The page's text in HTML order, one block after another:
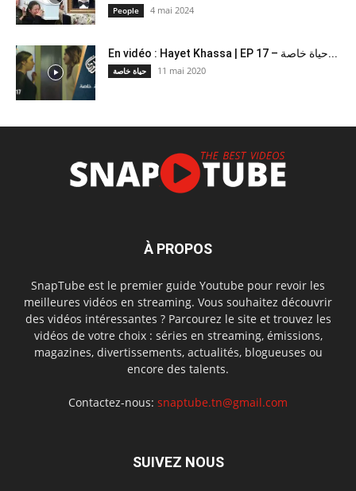
People 4 mai 2024
En vidéo : Hayet Khassa | EP 17 – حياة خاصة...
حياة خاصة 11 mai 2020
À PROPOS
SnapTube est le premier guide Youtube pour revoir les
meilleures vidéos en streaming. Vous souhaitez découvrir
des vidéos intéressantes ? Parcourez le site et trouvez les
vidéos de votre choix : séries en streaming, émissions,
magazines, divertissements, actualités, blogueuses ou
encore des talents.
Contactez-nous: snaptube.tn@gmail.com
SUIVEZ NOUS